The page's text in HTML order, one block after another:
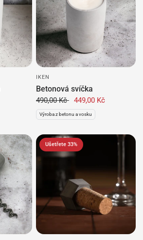
IKEN
Betonová svíčka
490,00 Kč 449,00 Kč
Výroba z betonu a vosku
Ušetřete 33%